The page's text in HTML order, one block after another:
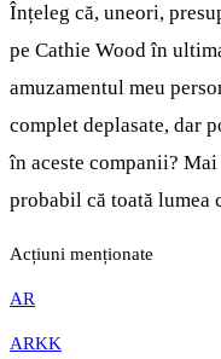
Înțeleg că, uneori,
pe Cathie Wood în
amuzamentul meu
complet deplasate, dar
în aceste companii?
probabil că toată lumea
Acțiuni menționate
AR
ARKK